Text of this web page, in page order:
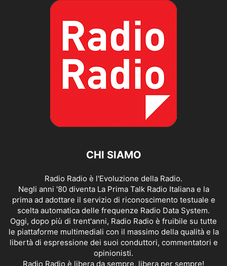
CHI SIAMO
Radio Radio è l'Evoluzione della Radio.
Negli anni '80 diventa La Prima Talk Radio Italiana e la
prima ad adottare il servizio di riconoscimento testuale e
scelta automatica delle frequenze Radio Data System.
Oggi, dopo più di trent'anni, Radio Radio è fruibile su tutte
le piattaforme multimediali con il massimo della qualità e la
libertà di espressione dei suoi conduttori, commentatori e
opinionisti.
Radio Radio è libera da sempre, libera per sempre!